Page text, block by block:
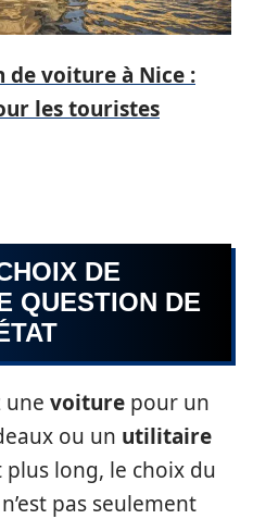
de voiture à Nice :
les touristes
DE
QUESTION DE
une voiture pour un
ou un utilitaire
long, le choix du
pas seulement